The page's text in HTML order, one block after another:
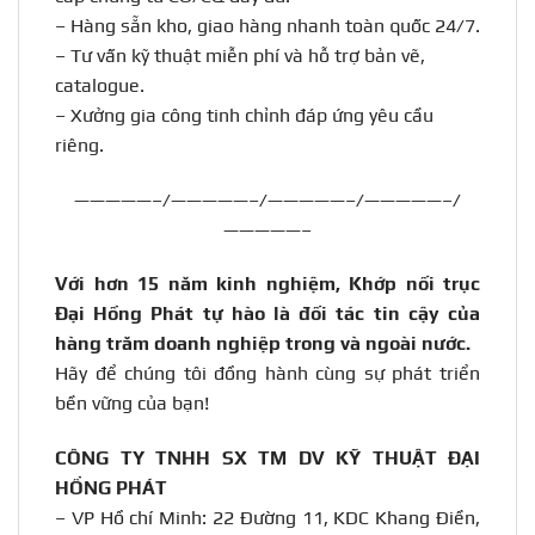
– Hàng sẵn kho, giao hàng nhanh toàn quốc 24/7.
– Tư vấn kỹ thuật miễn phí và hỗ trợ bản vẽ,
catalogue.
– Xưởng gia công tinh chỉnh đáp ứng yêu cầu
riêng.
—————–/—————–/—————–/—————–/
—————–
Với hơn 15 năm kinh nghiệm, Khớp nối trục
Đại Hồng Phát tự hào là đối tác tin cậy của
hàng trăm doanh nghiệp trong và ngoài nước.
Hãy để chúng tôi đồng hành cùng sự phát triển
bền vững của bạn!
CÔNG TY TNHH SX TM DV KỸ THUẬT ĐẠI
HỒNG PHÁT
– VP Hồ chí Minh: 22 Đường 11, KDC Khang Điền,